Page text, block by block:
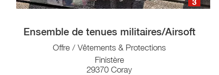
3
Ensemble de tenues militaires/Airsoft
Offre / Vêtements & Protections
Finistère
29370 Coray